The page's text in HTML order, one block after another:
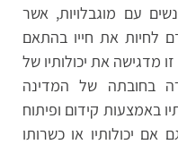
עם מוגבלויות, אשר
לחיות את חייו בהתאם
מדגישה את יכולותיו של
בחובתה של המדינה
באמצעות קידום ופיתוח
אם יכולותיו או כשרותו